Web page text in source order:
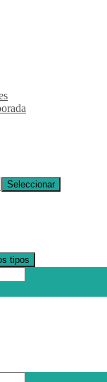
Seleccionar
tipos